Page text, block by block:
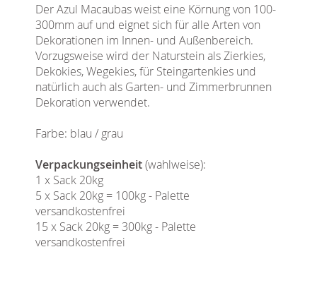
Der Azul Macaubas weist eine Körnung von 100-
300mm auf und eignet sich für alle Arten von
Dekorationen im Innen- und Außenbereich.
Vorzugsweise wird der Naturstein als Zierkies,
Dekokies, Wegekies, für Steingartenkies und
natürlich auch als Garten- und Zimmerbrunnen
Dekoration verwendet.
Farbe: blau / grau
Verpackungseinheit(wahlweise):
1 x Sack 20kg
5 x Sack 20kg = 100kg - Palette
versandkostenfrei
15 x Sack 20kg = 300kg - Palette
versandkostenfrei